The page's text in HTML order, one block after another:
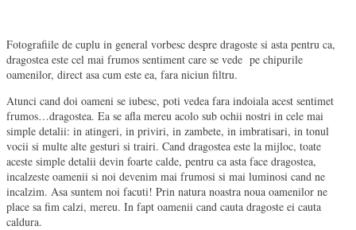
Fotografiile de cuplu in general vorbesc despre dragoste si asta pentru ca,
dragostea este cel mai frumos sentiment care se vede pe chipurile
oamenilor, direct asa cum este ea, fara niciun filtru.
Atunci cand doi oameni se iubesc, poti vedea fara indoiala acest sentimet
frumos…dragostea. Ea se afla mereu acolo sub ochii nostri in cele mai
simple detalii: in atingeri, in priviri, in zambete, in imbratisari, in tonul
vocii si multe alte gesturi si trairi. Cand dragostea este la mijloc, toate
aceste simple detalii devin foarte calde, pentru ca asta face dragostea,
incalzeste oamenii si noi devenim mai frumosi si mai luminosi cand ne
incalzim. Asa suntem noi facuti! Prin natura noastra noua oamenilor ne
place sa fim calzi, mereu. In fapt oamenii cand cauta dragoste ei cauta
caldura.